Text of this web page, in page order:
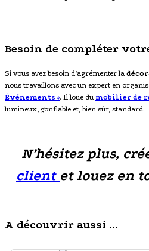
Besoin de compléter
Si vous avez besoin d’agrémenter la
nous travaillons avec un expert en
Événements ». Il loue du mobilier de
lumineux, gonflable et, bien sûr, standard.
N’hésitez plus,
client et louez en
A découvrir aussi ...